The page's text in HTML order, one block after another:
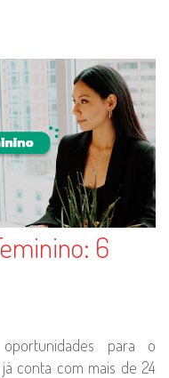
6
para o
conta com mais de 24